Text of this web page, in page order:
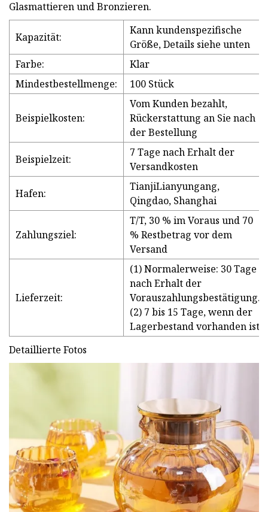
Glasmattieren und Bronzieren.
Kapazität:
Kann kundenspezifische
Größe, Details siehe unten
Farbe:
Klar
Mindestbestellmenge:
100 Stück
Beispielkosten:
Vom Kunden bezahlt,
Rückerstattung an Sie nach
der Bestellung
Beispielzeit:
7 Tage nach Erhalt der
Versandkosten
Hafen:
TianjiLianyungang,
Qingdao, Shanghai
Zahlungsziel:
T/T, 30 % im Voraus und 70
% Restbetrag vor dem
Versand
Lieferzeit:
(1) Normalerweise: 30 Tage
nach Erhalt der
Vorauszahlungsbestätigung.
(2) 7 bis 15 Tage, wenn der
Lagerbestand vorhanden ist
Detaillierte Fotos